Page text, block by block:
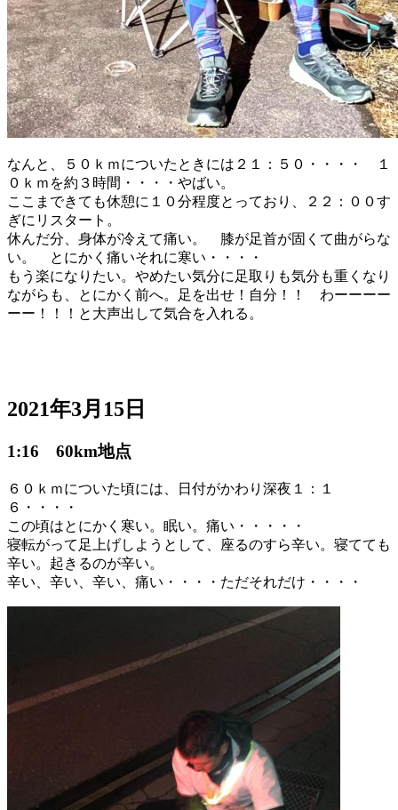
なんと、５０ｋｍについたときには２１：５０・・・・ １
０ｋｍを約３時間・・・・やばい。
ここまできても休憩に１０分程度とっており、２２：００す
ぎにリスタート。
休んだ分、身体が冷えて痛い。 膝が足首が固くて曲がらな
い。 とにかく痛いそれに寒い・・・・
もう楽になりたい。やめたい気分に足取りも気分も重くなり
ながらも、とにかく前へ。足を出せ！自分！！ わーーーー
ーー！！！と大声出して気合を入れる。
2021年3月15日
1:16 60km地点
６０ｋｍについた頃には、日付がかわり深夜１：１
６・・・・
この頃はとにかく寒い。眠い。痛い・・・・・
寝転がって足上げしようとして、座るのすら辛い。寝てても
辛い。起きるのが辛い。
辛い、辛い、辛い、痛い・・・・ただそれだけ・・・・